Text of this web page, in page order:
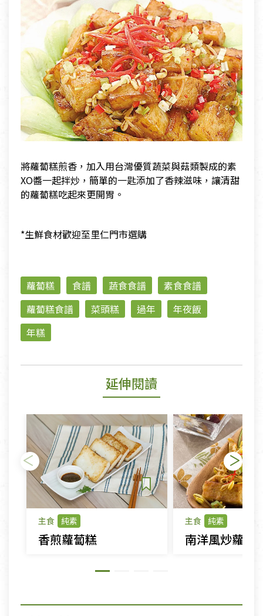
將蘿蔔糕煎香，加入用台灣優質蔬菜與菇類製成的素
XO醬一起拌炒，簡單的一匙添加了香辣滋味，讓清甜
的蘿蔔糕吃起來更開胃。
*生鮮食材歡迎至里仁門市選購
蘿蔔糕 食譜 蔬食食譜
素食食譜
蘿蔔糕食譜
菜頭糕 過年
年夜飯
年糕
延伸閱讀
主食 純素
香煎蘿蔔糕
主食 純素
南洋風炒蘿蔔